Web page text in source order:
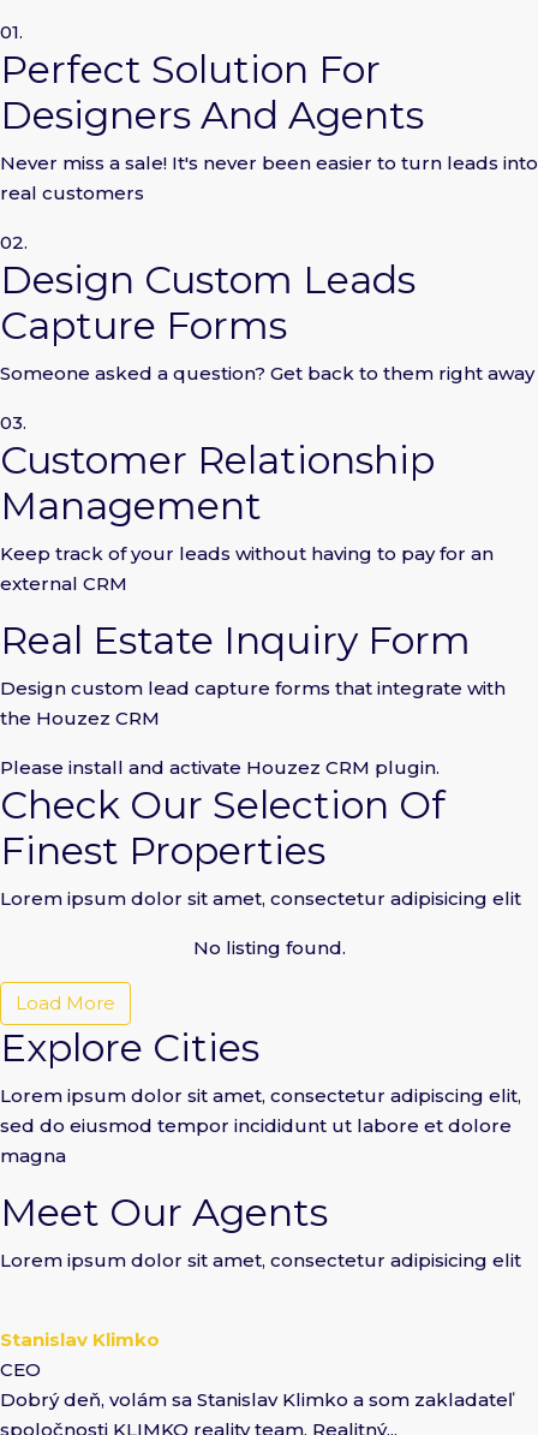
01.
Perfect Solution For
Designers And Agents
Never miss a sale! It's never been easier to turn leads into
real customers
02.
Design Custom Leads
Capture Forms
Someone asked a question? Get back to them right away
03.
Customer Relationship
Management
Keep track of your leads without having to pay for an
external CRM
Real Estate Inquiry Form
Design custom lead capture forms that integrate with
the Houzez CRM
Please install and activate Houzez CRM plugin.
Check Our Selection Of
Finest Properties
Lorem ipsum dolor sit amet, consectetur adipisicing elit
No listing found.
Load More
Explore Cities
Lorem ipsum dolor sit amet, consectetur adipiscing elit,
sed do eiusmod tempor incididunt ut labore et dolore
magna
Meet Our Agents
Lorem ipsum dolor sit amet, consectetur adipisicing elit
Stanislav Klimko
CEO
Dobrý deň, volám sa Stanislav Klimko a som zakladateľ
spoločnosti KLIMKO reality team. Realitný...